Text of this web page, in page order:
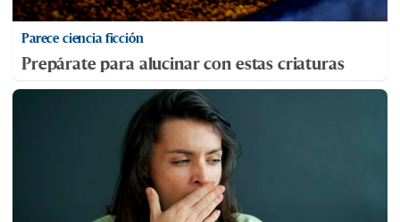
Parece ciencia ficción
Prepárate para alucinar con estas criaturas